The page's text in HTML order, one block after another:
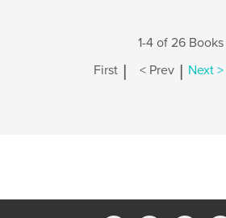
1-4 of 26 Books
First | < Prev | Next >